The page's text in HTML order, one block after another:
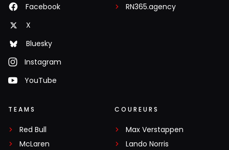
Facebook
X
Bluesky
Instagram
YouTube
RN365.agency
TEAMS
Red Bull
McLaren
COUREURS
Max Verstappen
Lando Norris